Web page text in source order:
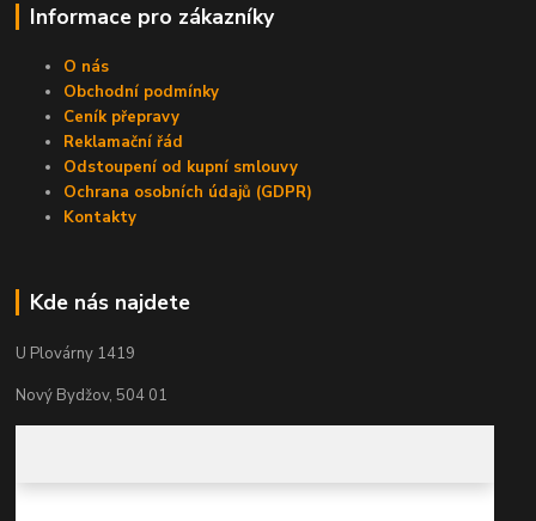
Informace pro zákazníky
O nás
Obchodní podmínky
Ceník přepravy
Reklamační řád
Odstoupení od kupní smlouvy
Ochrana osobních údajů (GDPR)
Kontakty
Kde nás najdete
U Plovárny 1419
Nový Bydžov, 504 01